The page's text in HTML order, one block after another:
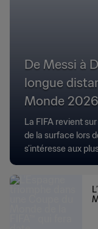
De Messi à
longue
Monde 2026
La FIFA revient
de la surface lors
s’intéresse aux